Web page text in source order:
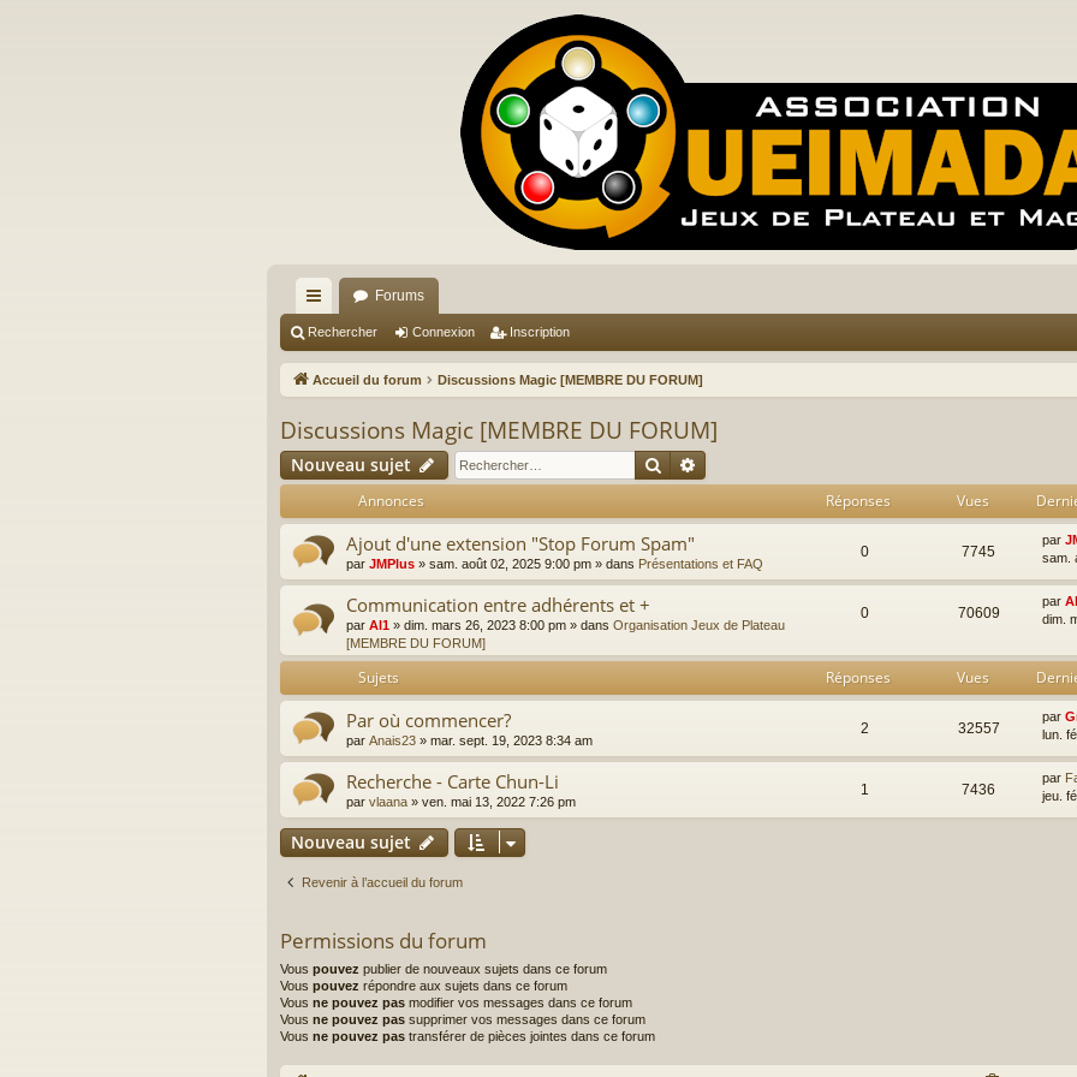
ac
co
ci
s
Forums
Rechercher Connexion Inscription
Accueil du forum Discussions Magic [MEMBRE DU FORUM]
Discussions Magic [MEMBRE DU FORUM]
Nouveau sujet Rechercher
Annonces Réponses Vues
Ajout d'une extension "Stop Forum Spam"
par JMPlus » sam. août 02, 2025 9:00 pm » dans Présentations et FAQ
0 7745
par
sam.
Communication entre adhérents et +
par Al1 » dim. mars 26, 2023 8:00 pm » dans Organisation Jeux de Plateau
[MEMBRE DU FORUM]
0 70609
par
dim.
Sujets Réponses Vues
Par où commencer?
par Anais23 » mar. sept. 19, 2023 8:34 am
2 32557
par
lun.
Recherche - Carte Chun-Li
par vlaana » ven. mai 13, 2022 7:26 pm
1 7436
par
jeu.
Nouveau sujet
Revenir à l’accueil du forum
Permissions du forum
Vous pouvez publier de nouveaux sujets dans ce forum
Vous pouvez répondre aux sujets dans ce forum
Vous ne pouvez pas modifier vos messages dans ce forum
Vous ne pouvez pas supprimer vos messages dans ce forum
Vous ne pouvez pas transférer de pièces jointes dans ce forum